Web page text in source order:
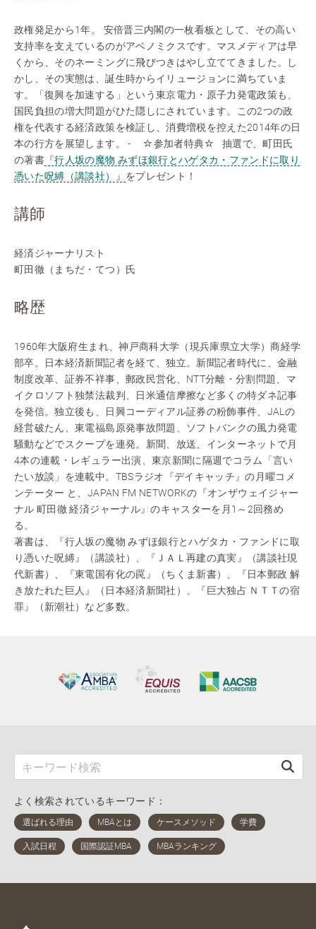
政権発足から1年。 安倍晋三内閣の一枚看板として、その高い
支持率を支えているのがアベノミクスです。マスメディアは早
くから、そのネーミングに飛びつきはやし立ててきました。し
かし、その実態は、誕生時からイリュージョンに満ちていま
す。「復興を加速する」という東京電力・原子力発電政策も、
国民負担の増大問題がひた隠しにされています。この2つの政
権を代表する経済政策を検証し、消費増税を控えた2014年の日
本の行方を展望します。 - ☆参加者特典☆ 抽選で、町田氏
の著書 『行人坂の魔物 みずほ銀行とハゲタカ・ファンドに取り
憑いた呪縛（講談社）』 をプレゼント！
講師
経済ジャーナリスト
町田徹（まちだ・てつ）氏
略歴
1960年大阪府生まれ、神戸商科大学（現兵庫県立大学）商経学
部卒。日本経済新聞記者を経て、独立。新聞記者時代に、金融
制度改革、証券不祥事、郵政民営化、NTT分離・分割問題、マ
イクロソフト独禁法裁判、日米通信摩擦など多くの特ダネ記事
を発信。独立後も、日興コーディアル証券の粉飾事件、JALの
経営破たん、東電福島原発事故問題、ソフトバンクの風力発電
騒動などでスクープを連発。新聞、放送、インターネットで月
4本の連載・レギュラー出演、東京新聞に隔週でコラム「言い
たい放談」を連載中。TBSラジオ『デイキャッチ』の月曜コメ
ンテーター と、JAPAN FM NETWORKの『オンザウェイジャー
ナル 町田徹 経済ジャーナル』のキャスターを月1～2回務め
る。
著書は、『行人坂の魔物 みずほ銀行とハゲタカ・ファンドに取
り憑いた呪縛』（講談社）、『ＪＡＬ再建の真実』（講談社現
代新書）、『東電国有化の罠』（ちくま新書）、『日本郵政 解
き放たれた巨人』（日本経済新聞社）、『巨大独占 ＮＴＴの宿
罪』（新潮社）など多数。
よく検索されているキーワード：